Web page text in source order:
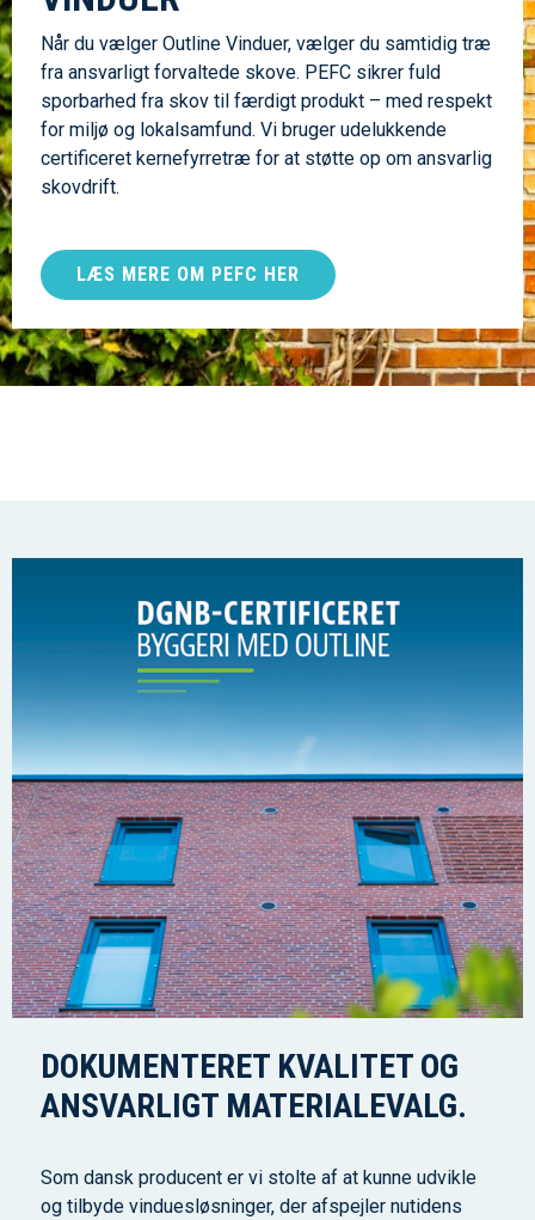
Når du vælger Outline Vinduer, vælger du samtidig træ
fra ansvarligt forvaltede skove. PEFC sikrer fuld
sporbarhed fra skov til færdigt produkt – med respekt
for miljø og lokalsamfund. Vi bruger udelukkende
certificeret kernefyrretræ for at støtte op om ansvarlig
skovdrift.
LÆS MERE OM PEFC HER
DOKUMENTERET KVALITET OG
ANSVARLIGT MATERIALEVALG.
Som dansk producent er vi stolte af at kunne udvikle
og tilbyde vinduesløsninger, der afspejler nutidens